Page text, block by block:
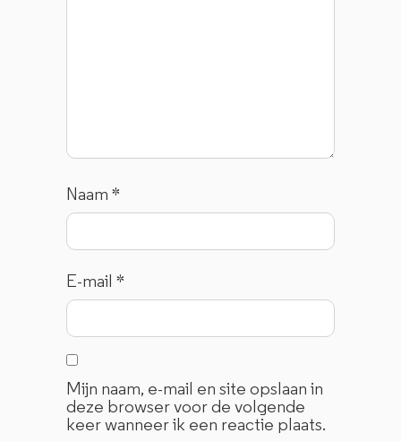
Naam*
E-mail*
Mijn naam, e-mail en site opslaan in
deze browser voor de volgende
keer wanneer ik een reactie plaats.